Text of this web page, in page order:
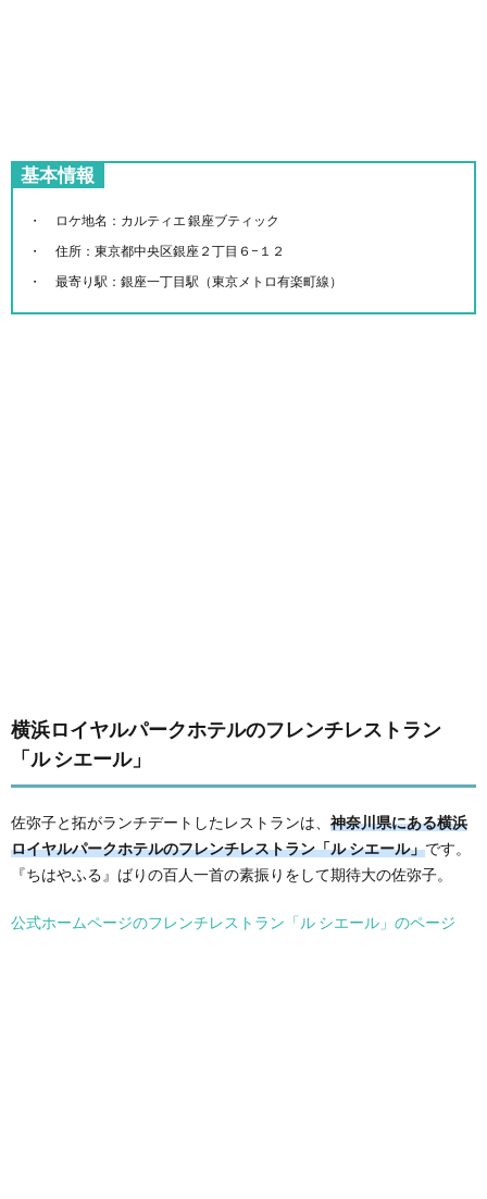
基本情報
ロケ地名：カルティエ 銀座ブティック
住所：東京都中央区銀座２丁目６−１２
最寄り駅：銀座一丁目駅（東京メトロ有楽町線）
横浜ロイヤルパークホテルのフレンチレストラン
「ル シエール」
佐弥子と拓がランチデートしたレストランは、 神奈川県にある横浜
ロイヤルパークホテルのフレンチレストラン「ル シエール」です。
『ちはやふる』ばりの百人一首の素振りをして期待大の佐弥子。
公式ホームページのフレンチレストラン「ル シエール」のページ